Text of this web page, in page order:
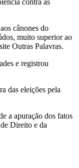
contra as
cânones do
muito superior ao
Outras Palavras.
e registrou
das eleições pela
a apuração dos fatos
Direito e da